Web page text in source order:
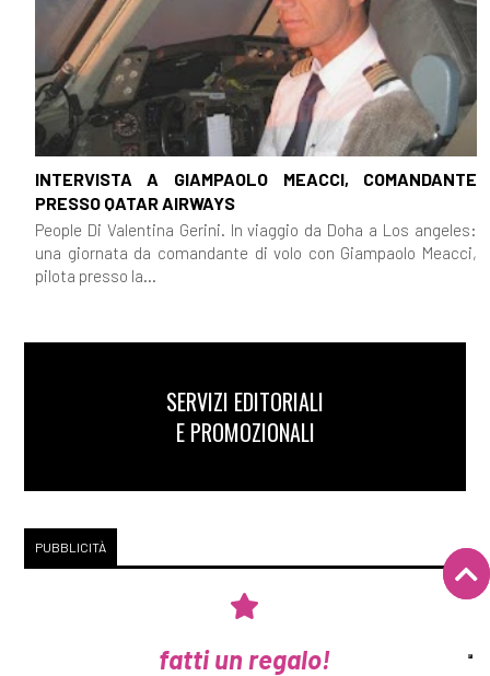
INTERVISTA A GIAMPAOLO MEACCI, COMANDANTE
PRESSO QATAR AIRWAYS
People Di Valentina Gerini. In viaggio da Doha a Los angeles:
una giornata da comandante di volo con Giampaolo Meacci,
pilota presso la...
SERVIZI EDITORIALI
E PROMOZIONALI
PUBBLICITÀ
fatti un regalo!